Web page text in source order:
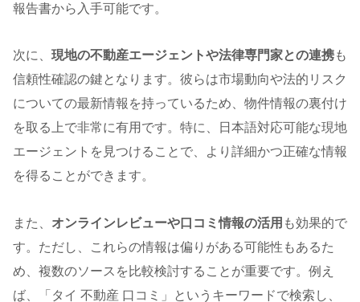
報告書から入手可能です。
次に、 現地の不動産エージェントや法律専門家との連携も
信頼性確認の鍵となります。彼らは市場動向や法的リスク
についての最新情報を持っているため、物件情報の裏付け
を取る上で非常に有用です。特に、日本語対応可能な現地
エージェントを見つけることで、より詳細かつ正確な情報
を得ることができます。
また、 オンラインレビューや口コミ情報の活用 も効果的で
す。ただし、これらの情報は偏りがある可能性もあるた
め、複数のソースを比較検討することが重要です。例え
ば、「タイ 不動産 口コミ」というキーワードで検索し、